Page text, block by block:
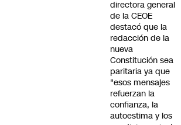
directora general
de la CEOE
destacó que la
redacción de la
nueva
Constitución sea
paritaria ya que
"esos mensajes
refuerzan la
confianza, la
autoestima y los